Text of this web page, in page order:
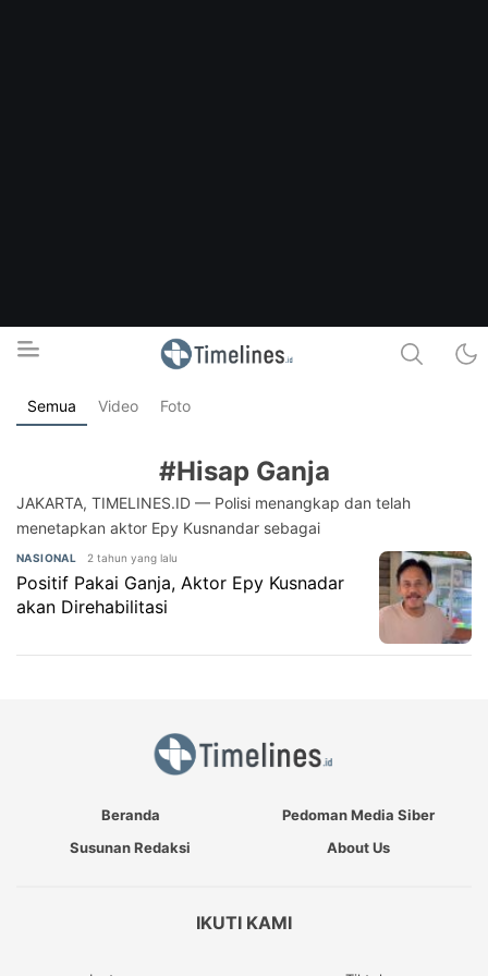
Timelines.id
Media Literasi, Sejarah & Budaya
Semua Video Foto
#Hisap Ganja
JAKARTA, TIMELINES.ID — Polisi menangkap dan telah
menetapkan aktor Epy Kusnandar sebagai
NASIONAL 2 tahun yang lalu
Positif Pakai Ganja, Aktor Epy Kusnadar
akan Direhabilitasi
Beranda
Pedoman Media Siber
Susunan Redaksi
About Us
IKUTI KAMI